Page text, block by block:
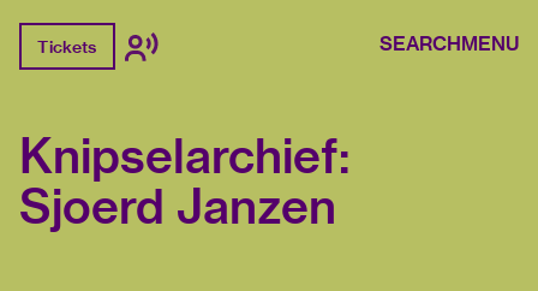
Tickets SEARCHMENU
Knipselarchief:
Sjoerd Janzen